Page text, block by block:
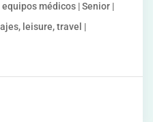
médicos | Senior |
leisure, travel |